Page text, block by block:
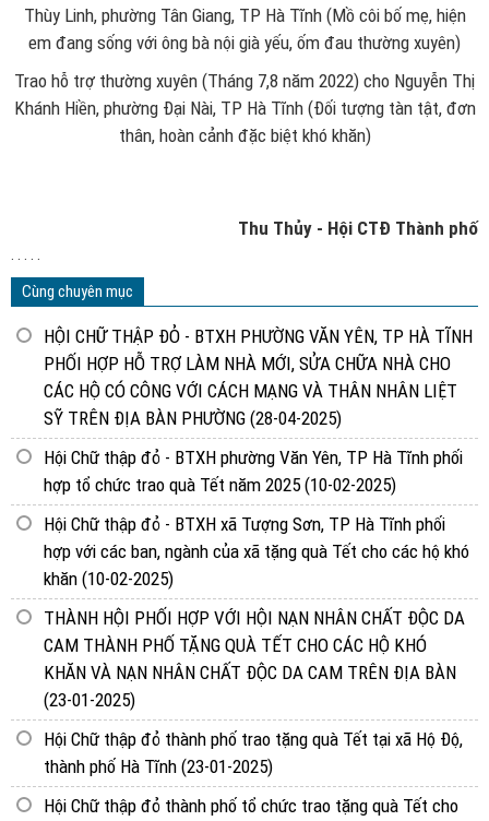
Thùy Linh, phường Tân Giang, TP Hà Tĩnh (Mồ côi bố mẹ, hiện
em đang sống với ông bà nội già yếu, ốm đau thường xuyên)
Trao hỗ trợ thường xuyên (Tháng 7,8 năm 2022) cho Nguyễn Thị
Khánh Hiền, phường Đại Nài, TP Hà Tĩnh (Đối tượng tàn tật, đơn
thân, hoàn cảnh đặc biệt khó khăn)
Thu Thủy - Hội CTĐ Thành phố
. . . . .
Cùng chuyên mục
HỘI CHỮ THẬP ĐỎ - BTXH PHƯỜNG VĂN YÊN, TP HÀ TĨNH
PHỐI HỢP HỖ TRỢ LÀM NHÀ MỚI, SỬA CHỮA NHÀ CHO
CÁC HỘ CÓ CÔNG VỚI CÁCH MẠNG VÀ THÂN NHÂN LIỆT
SỸ TRÊN ĐỊA BÀN PHƯỜNG (28-04-2025)
Hội Chữ thập đỏ - BTXH phường Văn Yên, TP Hà Tĩnh phối
hợp tổ chức trao quà Tết năm 2025 (10-02-2025)
Hội Chữ thập đỏ - BTXH xã Tượng Sơn, TP Hà Tĩnh phối
hợp với các ban, ngành của xã tặng quà Tết cho các hộ khó
khăn (10-02-2025)
THÀNH HỘI PHỐI HỢP VỚI HỘI NẠN NHÂN CHẤT ĐỘC DA
CAM THÀNH PHỐ TẶNG QUÀ TẾT CHO CÁC HỘ KHÓ
KHĂN VÀ NẠN NHÂN CHẤT ĐỘC DA CAM TRÊN ĐỊA BÀN
(23-01-2025)
Hội Chữ thập đỏ thành phố trao tặng quà Tết tại xã Hộ Độ,
thành phố Hà Tĩnh (23-01-2025)
Hội Chữ thập đỏ thành phố tổ chức trao tặng quà Tết cho